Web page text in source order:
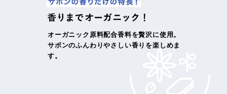
オーガニック原料配合香料を贅沢に使用。
サボンのふんわりやさしい香りを楽しめま
す。